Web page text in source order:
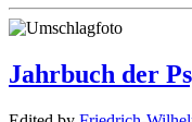
Jahrbuch der